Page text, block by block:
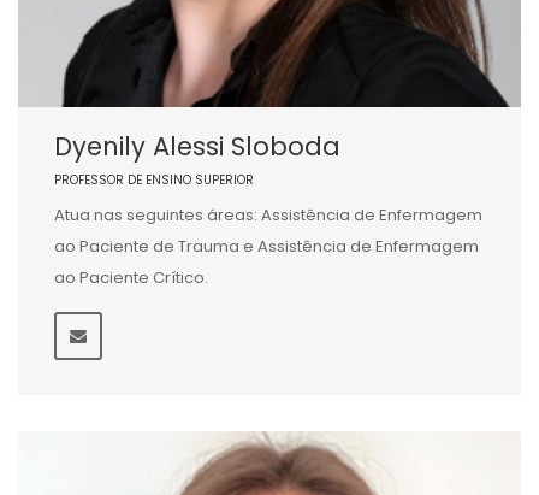
Dyenily Alessi Sloboda
PROFESSOR DE ENSINO SUPERIOR
Atua nas seguintes áreas: Assistência de Enfermagem
ao Paciente de Trauma e Assistência de Enfermagem
ao Paciente Crítico.